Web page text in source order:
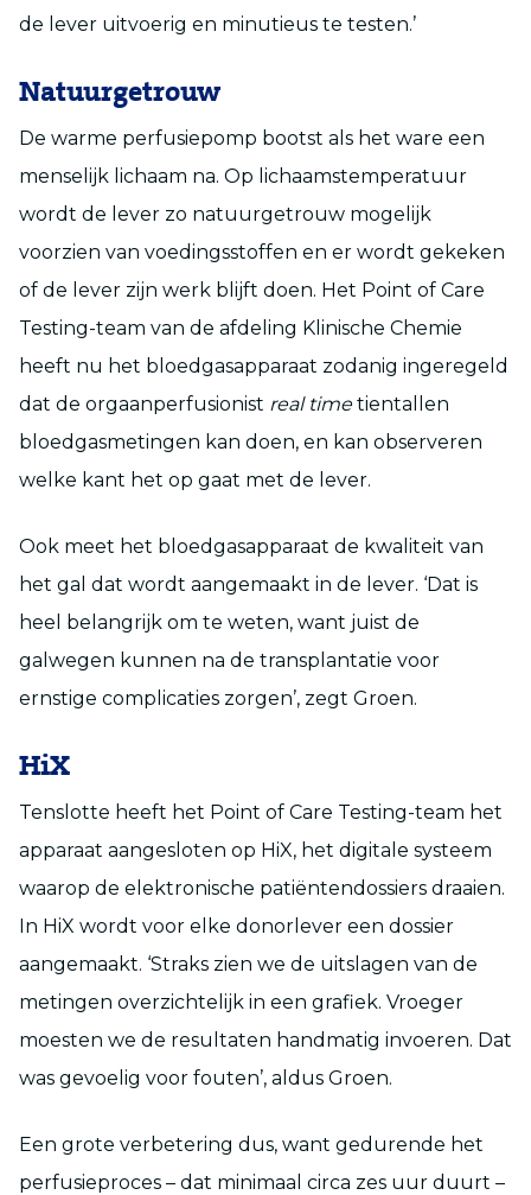
de lever uitvoerig en minutieus te testen.’
Natuurgetrouw
De warme perfusiepomp bootst als het ware een
menselijk lichaam na. Op lichaamstemperatuur
wordt de lever zo natuurgetrouw mogelijk
voorzien van voedingsstoffen en er wordt gekeken
of de lever zijn werk blijft doen. Het Point of Care
Testing-team van de afdeling Klinische Chemie
heeft nu het bloedgasapparaat zodanig ingeregeld
dat de orgaanperfusionist real timetientallen
bloedgasmetingen kan doen, en kan observeren
welke kant het op gaat met de lever.
Ook meet het bloedgasapparaat de kwaliteit van
het gal dat wordt aangemaakt in de lever. ‘Dat is
heel belangrijk om te weten, want juist de
galwegen kunnen na de transplantatie voor
ernstige complicaties zorgen’, zegt Groen.
HiX
Tenslotte heeft het Point of Care Testing-team het
apparaat aangesloten op HiX, het digitale systeem
waarop de elektronische patiëntendossiers draaien.
In HiX wordt voor elke donorlever een dossier
aangemaakt. ‘Straks zien we de uitslagen van de
metingen overzichtelijk in een grafiek. Vroeger
moesten we de resultaten handmatig invoeren. Dat
was gevoelig voor fouten’, aldus Groen.
Een grote verbetering dus, want gedurende het
perfusieproces – dat minimaal circa zes uur duurt –